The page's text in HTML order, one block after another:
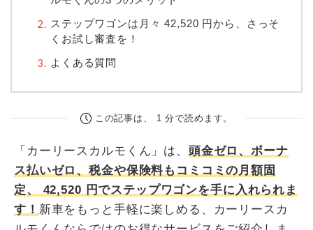
ステップワゴンは月々42,520 円から、さっそ
くお試し審査を！
よくある質問
この記事は、 1 分で読めます。
「カーリースカルモくん」は、 頭金ゼロ、ボーナ
ス払いゼロ、税金や保険料もコミコミの月額固
定、 42,520 円でステップワゴンを手に入れられま
す！ 新車をもっと手軽に楽しめる、カーリースカ